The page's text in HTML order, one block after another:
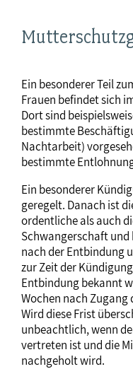
Ein besonderer Teil
Frauen befindet sich
Dort sind
bestimmte
Nachtarbeit)
bestimmte
Ein besonderer
geregelt. Danach ist
ordentliche als auch
Schwangerschaft und
nach der Entbindung
zur Zeit der
Entbindung bekannt
Wochen nach
Wird diese Frist
unbeachtlich, wenn
vertreten ist und die
nachgeholt wird.